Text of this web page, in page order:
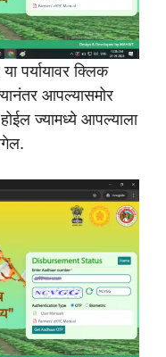
पर्यायावर क्लिक
आपल्यासमोर
ज्यामध्ये आपल्याला